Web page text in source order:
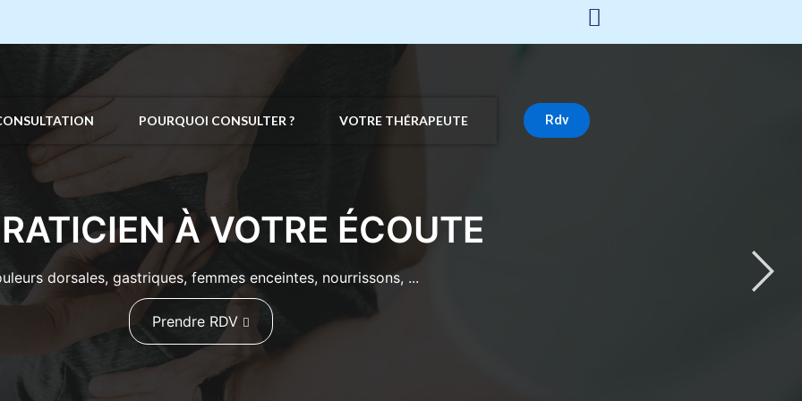
POURQUOI CONSULTER ? VOTRE THÉRAPEUTE Rdv
À VOTRE ÉCOUTE
dorsales, gastriques, femmes enceintes, nourrissons, ...
Prendre RDV